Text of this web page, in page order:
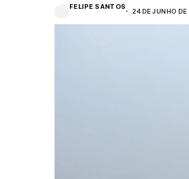
FELIPE SANTOS
24 DE JUNHO